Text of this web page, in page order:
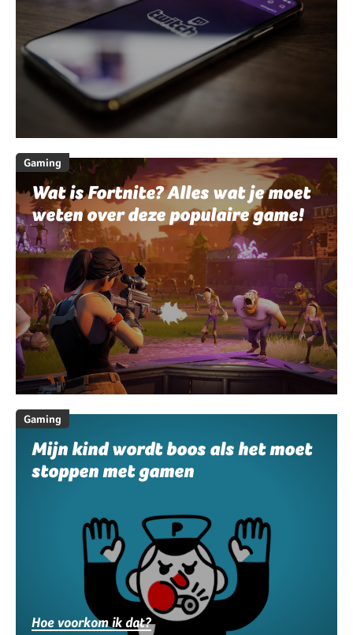
Gaming
Wat is Fortnite? Alles wat je moet
weten over deze populaire game!
Gaming
Mijn kind wordt boos als het moet
stoppen met gamen
Hoe voorkom ik dat?